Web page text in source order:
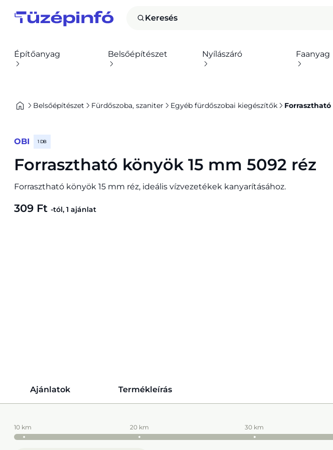
Keresés
Építőanyag Belsőépítészet Nyílászáró Faanyag
Belsőépítészet Fürdőszoba, szaniter Egyéb fürdőszobai kiegészítők Forrasztható
OBI 1 DB
Forrasztható könyök 15 mm 5092 réz
Forrasztható könyök 15 mm réz, ideális vízvezetékek kanyarításához.
309 Ft -tól, 1 ajánlat
Ajánlatok Termékleírás
10 km 20 km 30 km